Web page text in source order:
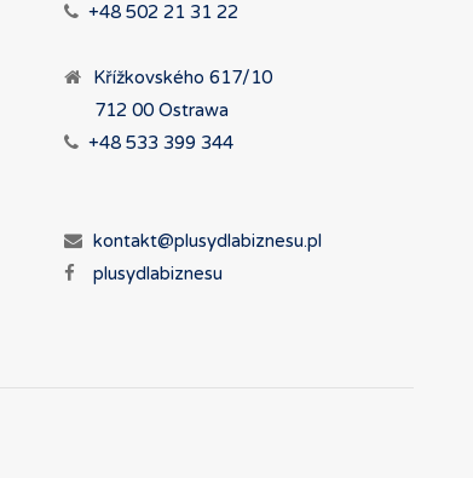
+48 502 21 31 22
Křížkovského 617/10
712 00 Ostrawa
+48 533 399 344
kontakt@plusydlabiznesu.pl
plusydlabiznesu